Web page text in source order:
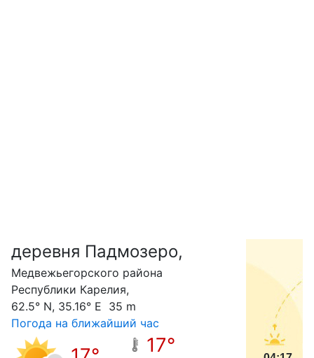
деревня Падмозеро,
Медвежьегорского района
Республики Карелия,
62.5° N, 35.16° E 35 m
Погода на ближайший час
17°